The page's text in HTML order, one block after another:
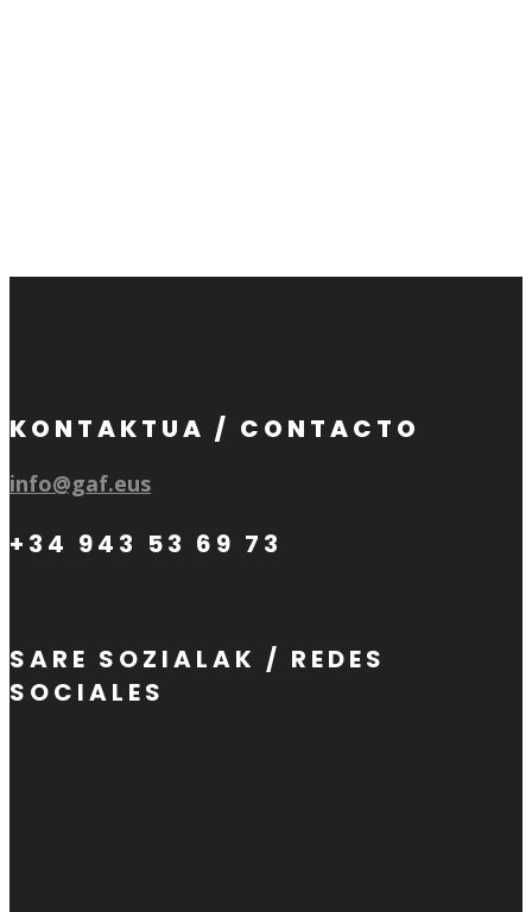
KONTAKTUA / CONTACTO
info@gaf.eus
+34 943 53 69 73
SARE SOZIALAK / REDES
SOCIALES